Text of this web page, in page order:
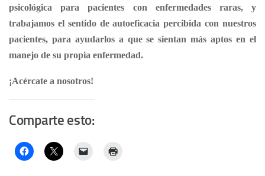
psicológica para pacientes con enfermedades raras, y
trabajamos el sentido de autoeficacia percibida con nuestros
pacientes, para ayudarlos a que se sientan más aptos en el
manejo de su propia enfermedad.
¡Acércate a nosotros!
Comparte esto: